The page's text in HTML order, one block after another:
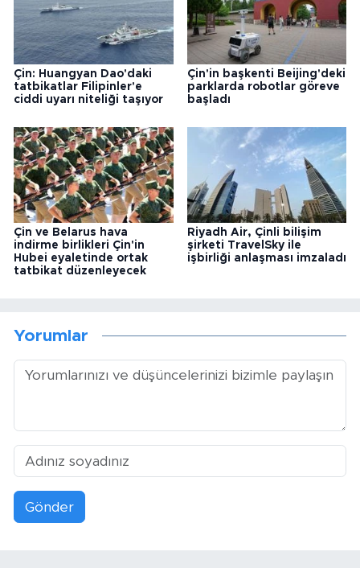
Çin: Huangyan Dao'daki
tatbikatlar Filipinler'e
ciddi uyarı niteliği taşıyor
Çin'in başkenti Beijing'deki
parklarda robotlar göreve
başladı
Çin ve Belarus hava
indirme birlikleri Çin'in
Hubei eyaletinde ortak
tatbikat düzenleyecek
Riyadh Air, Çinli bilişim
şirketi TravelSky ile
işbirliği anlaşması imzaladı
Yorumlar
Gönder